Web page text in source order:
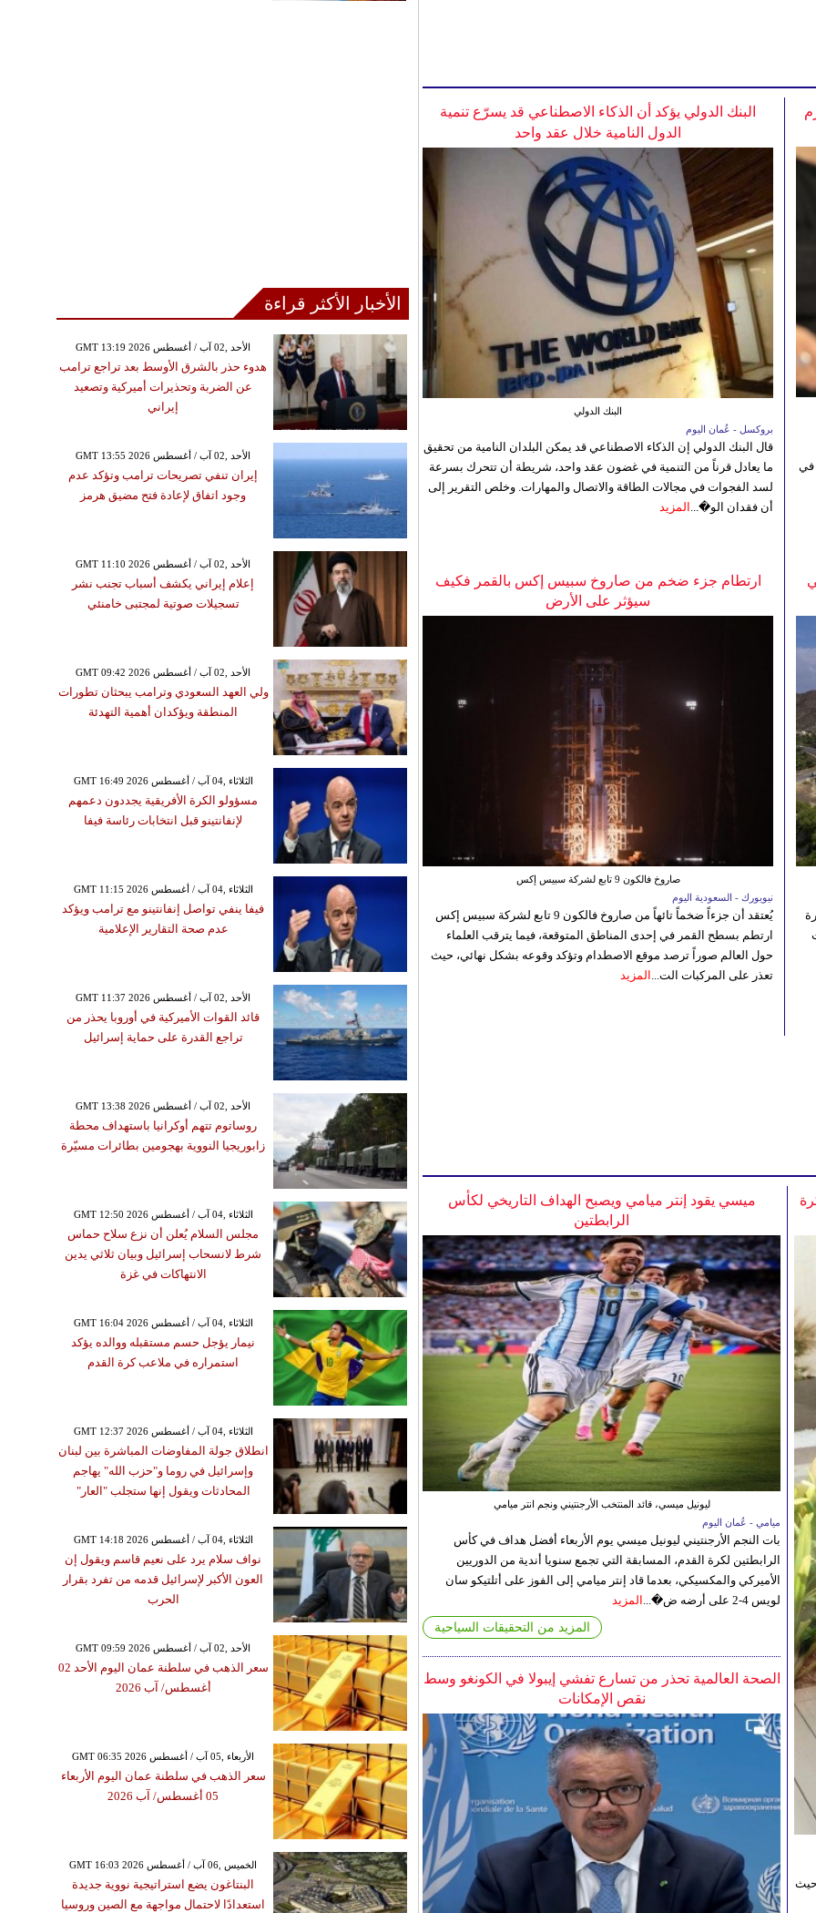
البنك الدولي يؤكد أن الذكاء الاصطناعي قد يسرّع تنمية
الدول النامية خلال عقد واحد
البنك الدولي
بروكسل - عُمان اليوم
قال البنك الدولي إن الذكاء الاصطناعي قد يمكن البلدان النامية من تحقيق
ما يعادل قرناً من التنمية في غضون عقد واحد، شريطة أن تتحرك بسرعة
لسد الفجوات في مجالات الطاقة والاتصال والمهارات. وخلص التقرير إلى
أن فقدان الو�... المزيد
في
ارتطام جزء ضخم من صاروخ سبيس إكس بالقمر فكيف
سيؤثر على الأرض
صاروخ فالكون 9 تابع لشركة سبيس إكس
نيويورك - السعودية اليوم
يُعتقد أن جزءاً ضخماً تائهاً من صاروخ فالكون 9 تابع لشركة سبيس إكس
ارتطم بسطح القمر في إحدى المناطق المتوقعة، فيما يترقب العلماء
حول العالم صوراً ترصد موقع الاصطدام وتؤكد وقوعه بشكل نهائي، حيث
تعذر على المركبات الت... المزيد
ميسي يقود إنتر ميامي ويصبح الهداف التاريخي لكأس
الرابطتين
ليونيل ميسي، قائد المنتخب الأرجنتيني ونجم انتر ميامي
ميامي - عُمان اليوم
بات النجم الأرجنتيني ليونيل ميسي يوم الأربعاء أفضل هداف في كأس
الرابطتين لكرة القدم، المسابقة التي تجمع سنويا أندية من الدوريين
الأميركي والمكسيكي، بعدما قاد إنتر ميامي إلى الفوز على أتلتيكو سان
لويس 4-2 على أرضه ض�...
المزيد
المزيد من التحقيقات السياحية
الصحة العالمية تحذر من تسارع تفشي إيبولا في الكونغو وسط
نقص الإمكانات
حيث
الأخبار الأكثر قراءة
GMT 13:19 2026 الأحد ,02 آب / أغسطس
هدوء حذر بالشرق الأوسط بعد تراجع ترامب
عن الضربة وتحذيرات أميركية وتصعيد
إيراني
GMT 13:55 2026 الأحد ,02 آب / أغسطس
إيران تنفي تصريحات ترامب وتؤكد عدم
وجود اتفاق لإعادة فتح مضيق هرمز
GMT 11:10 2026 الأحد ,02 آب / أغسطس
إعلام إيراني يكشف أسباب تجنب نشر
تسجيلات صوتية لمجتبى خامنئي
GMT 09:42 2026 الأحد ,02 آب / أغسطس
ولي العهد السعودي وترامب يبحثان تطورات
المنطقة ويؤكدان أهمية التهدئة
GMT 16:49 2026 الثلاثاء ,04 آب / أغسطس
مسؤولو الكرة الأفريقية يجددون دعمهم
لإنفانتينو قبل انتخابات رئاسة فيفا
GMT 11:15 2026 الثلاثاء ,04 آب / أغسطس
فيفا ينفي تواصل إنفانتينو مع ترامب ويؤكد
عدم صحة التقارير الإعلامية
GMT 11:37 2026 الأحد ,02 آب / أغسطس
قائد القوات الأميركية في أوروبا يحذر من
تراجع القدرة على حماية إسرائيل
GMT 13:38 2026 الأحد ,02 آب / أغسطس
روساتوم تتهم أوكرانيا باستهداف محطة
زابوريجيا النووية بهجومين بطائرات مسيّرة
GMT 12:50 2026 الثلاثاء ,04 آب / أغسطس
مجلس السلام يُعلن أن نزع سلاح حماس
شرط لانسحاب إسرائيل وبيان ثلاثي يدين
الانتهاكات في غزة
GMT 16:04 2026 الثلاثاء ,04 آب / أغسطس
نيمار يؤجل حسم مستقبله ووالده يؤكد
استمراره في ملاعب كرة القدم
GMT 12:37 2026 الثلاثاء ,04 آب / أغسطس
انطلاق جولة المفاوضات المباشرة بين لبنان
وإسرائيل في روما و"حزب الله" يهاجم
المحادثات ويقول إنها ستجلب "العار"
GMT 14:18 2026 الثلاثاء ,04 آب / أغسطس
نواف سلام يرد على نعيم قاسم ويقول إن
العون الأكبر لإسرائيل قدمه من تفرد بقرار
الحرب
GMT 09:59 2026 الأحد ,02 آب / أغسطس
سعر الذهب في سلطنة عمان اليوم الأحد 02
أغسطس/ آب 2026
GMT 06:35 2026 الأربعاء ,05 آب / أغسطس
سعر الذهب في سلطنة عمان اليوم الأربعاء
05 أغسطس/ آب 2026
GMT 16:03 2026 الخميس ,06 آب / أغسطس
البنتاغون يضع استراتيجية نووية جديدة
استعدادًا لاحتمال مواجهة مع الصين وروسيا